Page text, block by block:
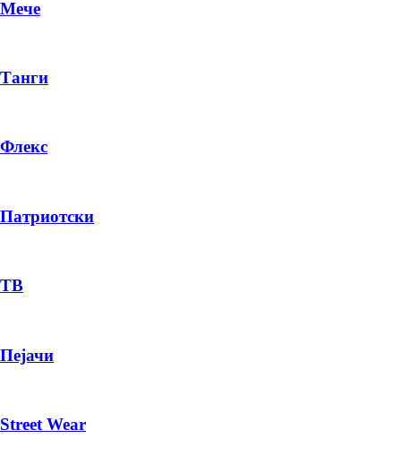
PRODUCT
ПЛАТИ ПРИ ДОСТАВА ВО КЕШ
Мече
Танги
Флекс
Патриотски
ТВ
Пејачи
Street Wear